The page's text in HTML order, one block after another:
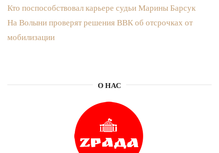
Кто поспособствовал карьере судьи Марины Барсук
На Волыни проверят решения ВВК об отсрочках от
мобилизации
О НАС